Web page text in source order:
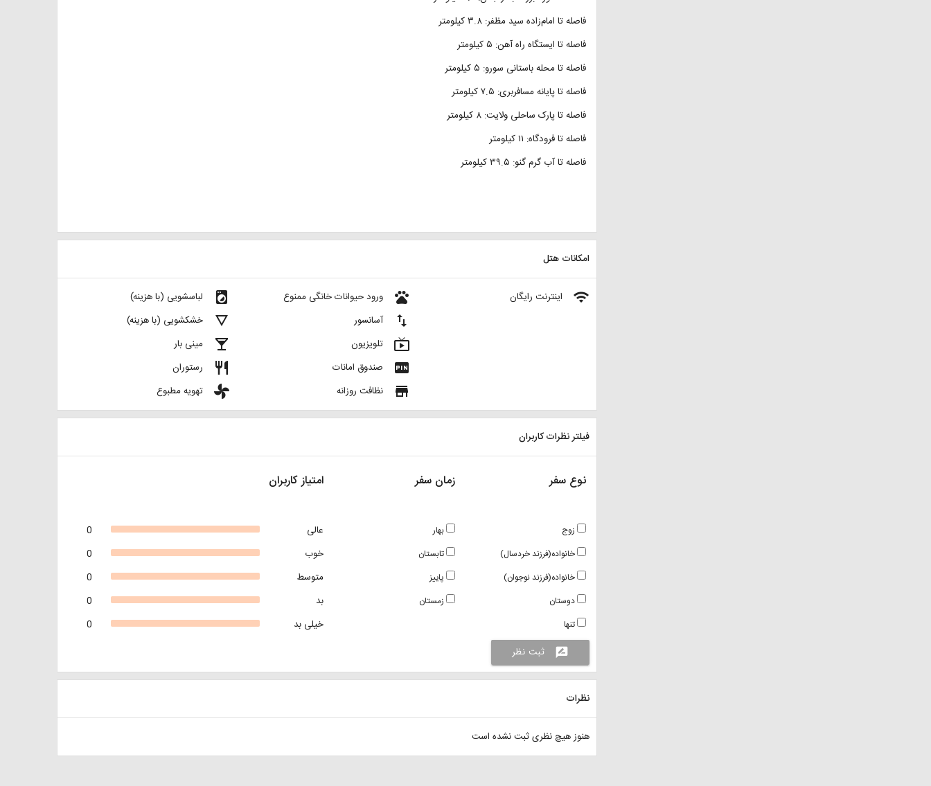
فاصله تا امام‌زاده سید مظفر: ۳.۸ کیلومتر
فاصله تا ایستگاه راه آهن: ۵ کیلومتر
فاصله تا محله باستانی سورو: ۵ کیلومتر
فاصله تا پایانه مسافربری: ۷.۵ کیلومتر
فاصله تا پارک ساحلی ولایت: ۸ کیلومتر
فاصله تا فرودگاه: ۱۱ کیلومتر
فاصله تا آب گرم گنو: ۳۹.۵ کیلومتر
امکانات هتل
local_laundry_service لباسشویی (با هزینه)
details خشکشویی (با هزینه)
local_bar مینی بار
restaurant رستوران
toys تهویه مطبوع
pets ورود حیوانات خانگی ممنوع
import_export آسانسور
live_tv تلویزیون
fiber_pin صندوق امانات
store نظافت روزانه
wifi اینترنت رایگان
فیلتر نظرات کاربران
امتیاز کاربران
0
عالی
0
خوب
0
متوسط
0
بد
0
خیلی بد
زمان سفر
بهار
تابستان
پاییز
زمستان
نوع سفر
زوج
خانواده(فرزند خردسال)
خانواده(فرزند نوجوان)
دوستان
تنها
rate_review
ثبت نظر
نظرات
هنوز هیچ نظری ثبت نشده است